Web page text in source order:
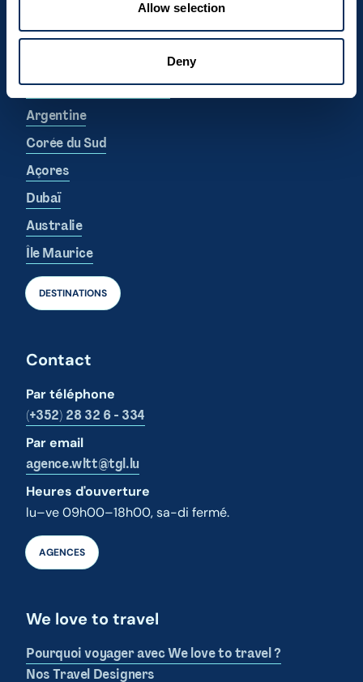
Allow selection
Deny
Costa Rica
République Dominicaine
Argentine
Corée du Sud
Açores
Dubaï
Australie
Île Maurice
DESTINATIONS
Contact
Par téléphone
(+352) 28 32 6 - 334
Par email
agence.wltt@tgl.lu
Heures d'ouverture
lu–ve 09h00–18h00, sa-di fermé.
AGENCES
We love to travel
Pourquoi voyager avec We love to travel ?
Nos Travel Designers